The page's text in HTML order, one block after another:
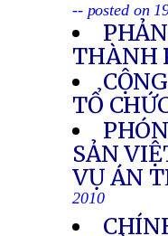
-- posted on
THÀNH
TỔ
SẢN
VỤ ÁN
2010